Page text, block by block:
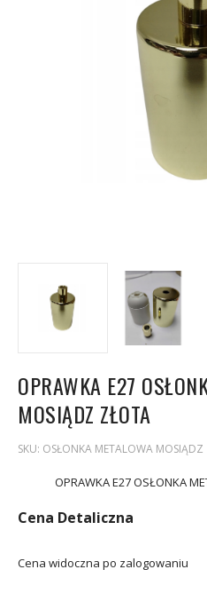
OPRAWKA E27
MOSIĄDZ ZŁOTA
SKU: OSŁONKA METALOWA MOSIĄDZ
OPRAWKA E27 OSŁONKA
Cena Detaliczna
Cena widoczna po zalogowaniu